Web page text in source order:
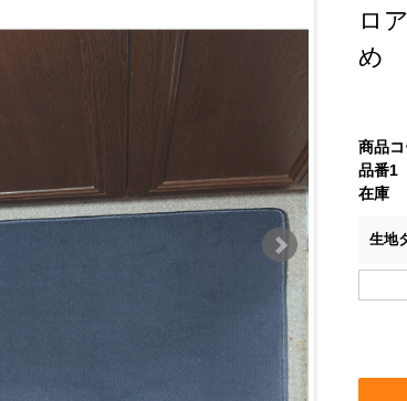
ロ
め
商品
品番1
在庫
生地